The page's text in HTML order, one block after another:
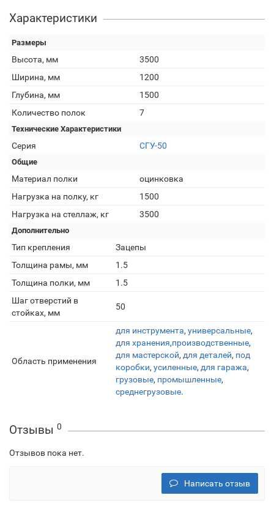
Характеристики
Размеры
Высота, мм
3500
Ширина, мм
1200
Глубина, мм
1500
Количество полок
7
Технические Характеристики
Серия СГУ-50
Общие
Материал полки
оцинковка
Нагрузка на полку, кг
1500
Нагрузка на стеллаж, кг
3500
Дополнительно
Тип крепления
Зацепы
Толщина рамы, мм
1.5
Толщина полки, мм
1.5
Шаг отверстий в
стойках, мм
50
Область применения
для инструмента, универсальные,
для хранения,производственные,
для мастерской, для деталей, под
коробки, усиленные, для гаража,
грузовые, промышленные,
среднегрузовые.
Отзывы 0
Отзывов пока нет.
Написать отзыв